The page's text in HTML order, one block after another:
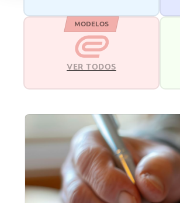
MODELOS
VER TODOS